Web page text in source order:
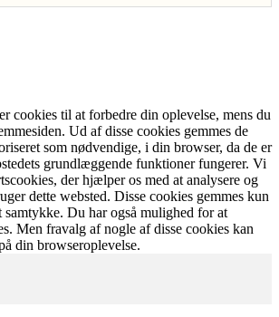
cookies til at forbedre din oplevelse, mens du
Ud af disse cookies gemmes de
som nødvendige, i din browser, da de er
grundlæggende funktioner fungerer. Vi
der hjælper os med at analysere og
dette websted. Disse cookies gemmes kun
Du har også mulighed for at
Men fravalg af nogle af disse cookies kan
din browseroplevelse.